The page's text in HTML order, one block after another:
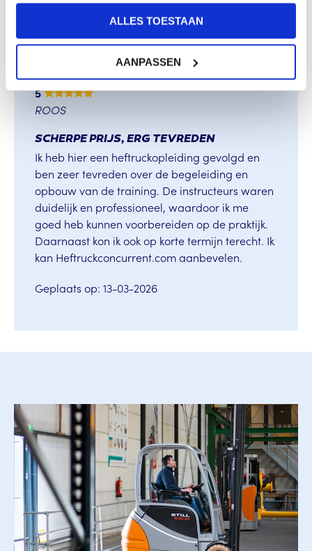
ALLES TOESTAAN
AANPASSEN
5
ROOS
SCHERPE PRIJS, ERG TEVREDEN
Ik heb hier een heftruckopleiding gevolgd en
ben zeer tevreden over de begeleiding en
opbouw van de training. De instructeurs waren
duidelijk en professioneel, waardoor ik me
goed heb kunnen voorbereiden op de praktijk.
Daarnaast kon ik ook op korte termijn terecht. Ik
kan Heftruckconcurrent.com aanbevelen.
Geplaats op: 13-03-2026